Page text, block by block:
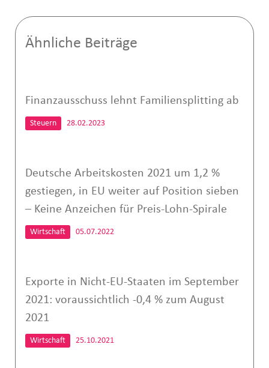
Ähnliche Beiträge
Finanzausschuss lehnt Familiensplitting ab
Steuern 28.02.2023
Deutsche Arbeitskosten 2021 um 1,2 %
gestiegen, in EU weiter auf Position sieben
– Keine Anzeichen für Preis-Lohn-Spirale
Wirtschaft 05.07.2022
Exporte in Nicht-EU-Staaten im September
2021: voraussichtlich -0,4 % zum August
2021
Wirtschaft 25.10.2021